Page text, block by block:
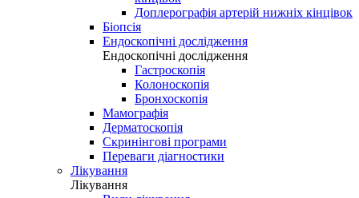
Доплерографія артерій нижніх кінцівок
Біопсія
Ендоскопічні дослідження
Ендоскопічні дослідження
Гастроскопія
Колоноскопія
Бронхоскопія
Мамографія
Дерматоскопія
Скринінгові програми
Переваги діагностики
Лікування
Лікування